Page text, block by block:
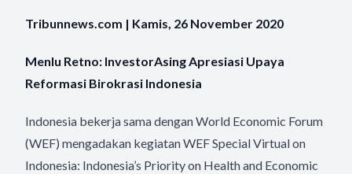
Tribunnews.com | Kamis, 26 November 2020
Menlu Retno: InvestorAsing Apresiasi Upaya
Reformasi Birokrasi Indonesia
Indonesia bekerja sama dengan World Economic Forum
(WEF) mengadakan kegiatan WEF Special Virtual on
Indonesia: Indonesia’s Priority on Health and Economic